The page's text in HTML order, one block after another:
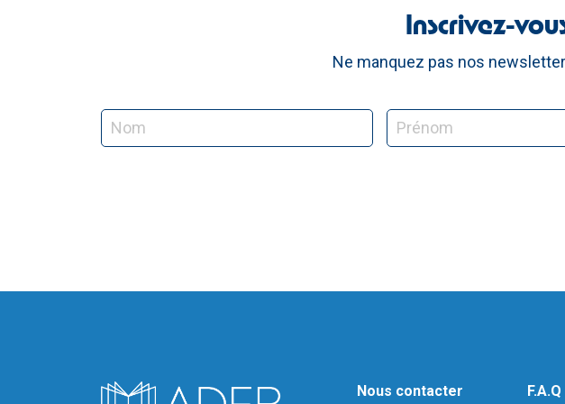
Inscrivez-
Ne manquez pas nos
Nous contacter F.A.Q